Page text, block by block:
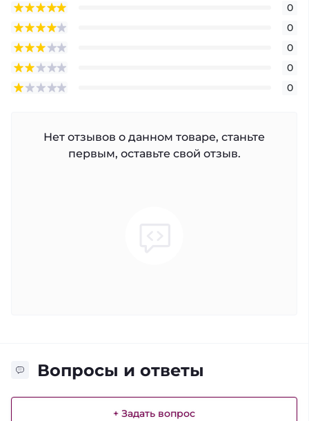
0
0
0
0
0
Нет отзывов о данном товаре, станьте
первым, оставьте свой отзыв.
Вопросы и ответы
+ Задать вопрос